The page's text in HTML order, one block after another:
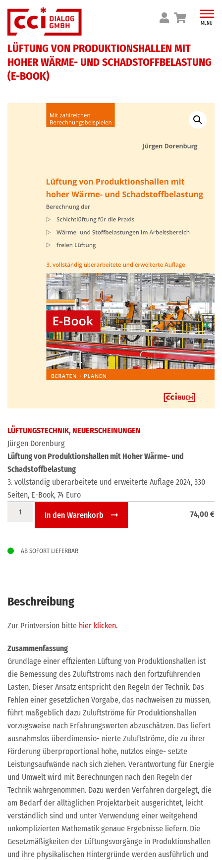
to
content
MENÜ
LÜFTUNG VON PRODUKTIONSHALLEN MIT
HOHER WÄRME- UND SCHADSTOFFBELASTUNG
(E-BOOK)
LÜFTUNGSTECHNIK,NEUERSCHEINUNGEN
Jürgen Dorenburg
Lüftung von Produktionshallen mit Hoher Wärme- und
Schadstoffbelastung
3. vollständig überarbeitete und erweiterte Auflage 2024, 330
Seiten, E-Book, 74 Euro
74,00 €
Lüftung
mit
Schadstoffbelastung
Book)
In den Warenkorb
AB SOFORT LIEFERBAR
Beschreibung
Zur Printversion bitte hier klicken.
Zusammenfassung
Grundlage einer effizienten Lüftung von Produktionshallen ist
die Bemessung des Zuluftstroms nach den fortzuführenden
Lasten. Dieser Ansatz entspricht den Regeln der Technik. Das
Fehlen einer gesetzlichen Vorgabe, das nachweisen zu müssen,
führt maßgeblich dazu Zuluftströme für Produktionshallen
vorzugsweise nach Erfahrungswerten abzuschätzen. Das liefert
ausnahmslos überdimensio- nierte Zuluftströme, die zu ihrer
Förderung überproportional hohe, nutzlos einge- setzte
Leistungsaufwände nach sich ziehen. Verantwortung für Energie
und Umwelt wird mit Berechnungen nach den Regeln der
Technik wahrgenommen. Dazu werden Verfahren dargelegt, die
am Bedarf der alltäglichen Projektarbeit ausgerichtet, leicht
verständlich sind und unter Verwendung einer weitgehend
unkomplizierten Mathematik genaue Ergebnisse liefern. Die
Gesetzmäßigkeiten der Lüftungsvorgänge in Produktionshallen
und ihre physikalischen Hintergründe werden ausführlich und